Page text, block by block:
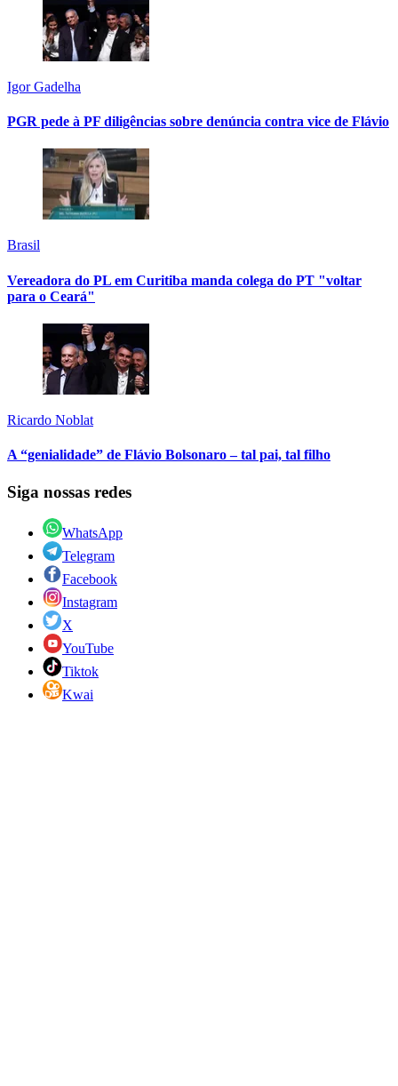
Igor Gadelha
PGR pede à PF diligências sobre denúncia contra vice de Flávio
Brasil
Vereadora do PL em Curitiba manda colega do PT "voltar
para o Ceará"
Ricardo Noblat
A “genialidade” de Flávio Bolsonaro – tal pai, tal filho
Siga nossas redes
WhatsApp
Telegram
Facebook
Instagram
X
YouTube
Tiktok
Kwai